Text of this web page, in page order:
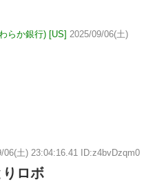
らか銀行) [US] 2025/09/06(土)
06(土) 23:04:16.41 ID:z4bvDzqm0
ロボ